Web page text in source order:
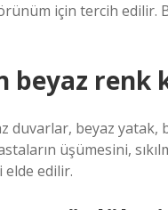
için tercih edilir.
renk
duvarlar, beyaz
üşümesini,
edilir.